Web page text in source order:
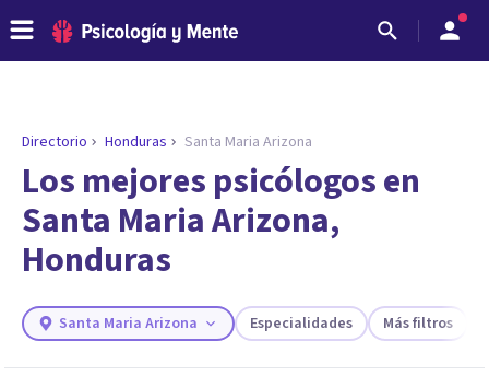
ENCONTRAR MI TERAPEUTA
¿Necesitas ayuda para encontrar el
psicólogo adecuado?
Responde a unas breves preguntas y te ofreceremos
los profesionales que más se ajustan a tus
Responder cuestionario
Directorio Honduras Santa Maria Arizona
Los mejores psicólogos en
Santa Maria Arizona,
Honduras
Santa Maria Arizona Especialidades Más filtros